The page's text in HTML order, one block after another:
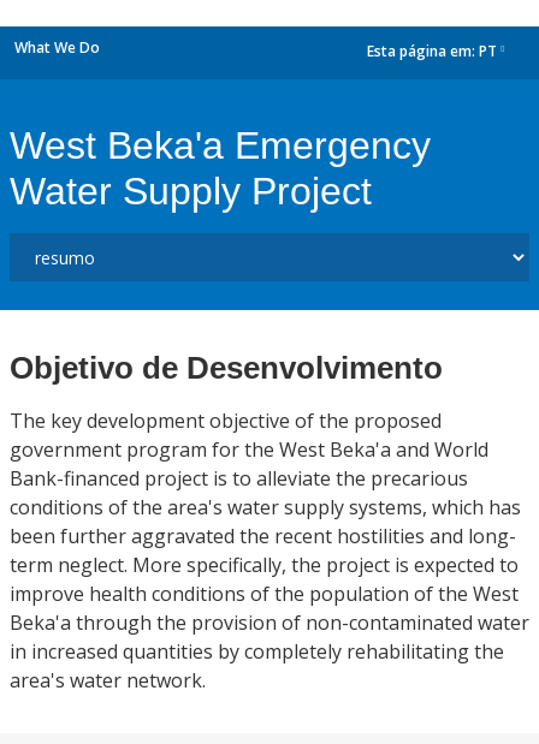
What We Do Esta página em: PT
West Beka'a Emergency
Water Supply Project
Objetivo de Desenvolvimento
The key development objective of the proposed
government program for the West Beka'a and World
Bank-financed project is to alleviate the precarious
conditions of the area's water supply systems, which has
been further aggravated the recent hostilities and long-
term neglect. More specifically, the project is expected to
improve health conditions of the population of the West
Beka'a through the provision of non-contaminated water
in increased quantities by completely rehabilitating the
area's water network.